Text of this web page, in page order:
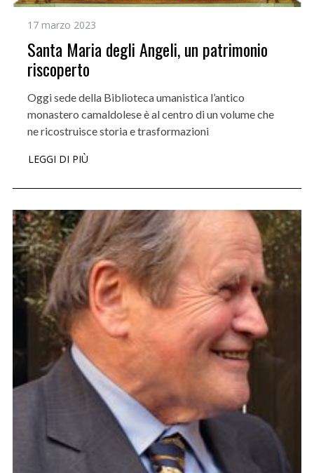
17 marzo 2023
Santa Maria degli Angeli, un patrimonio
riscoperto
Oggi sede della Biblioteca umanistica l’antico
monastero camaldolese è al centro di un volume che
ne ricostruisce storia e trasformazioni
LEGGI DI PIÙ